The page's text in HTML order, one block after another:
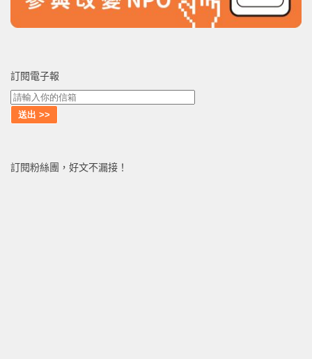
訂閱電子報
訂閱粉絲團，好文不漏接！